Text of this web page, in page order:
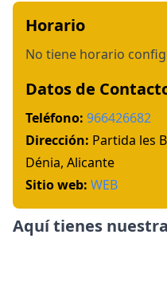
Horario
No tiene horario
Datos de
Teléfono: 966426682
Dirección: Partida les
Dénia, Alicante
Sitio web: WEB
Aquí tienes